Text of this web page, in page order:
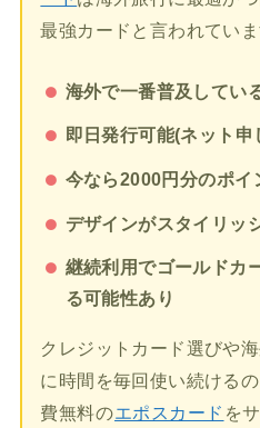
最強カードと言われていま
海外で一番普及してい
即日発行可能(ネット
今なら2000円分のポイ
デザインがスタイリッ
継続利用でゴールドカ
る可能性あり
クレジットカード選びや
に時間を毎回使い続ける
費無料のエポスカード を